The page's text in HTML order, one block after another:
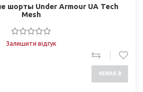
шорты Under Armour UA Tech
Mesh
Залишити відгук
НЕМАЄ В